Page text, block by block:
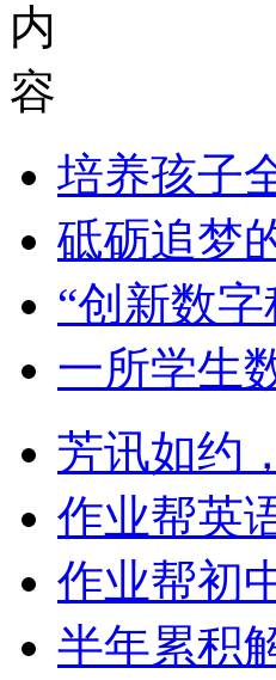
内
容
培养孩子
砥砺追梦
“创新数
一所学生
芳讯如约
作业帮英
作业帮初
半年累积